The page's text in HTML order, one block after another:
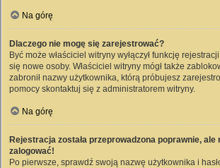
Na górę
Dlaczego nie mogę się zarejestrować?
Być może właściciel witryny wyłączył funkcję
się nowe osoby. Właściciel witryny mógł także
zabronił nazwy użytkownika, którą próbujesz
pomocy skontaktuj się z administratorem witryny.
Na górę
Rejestracja została przeprowadzona poprawnie, ale
zalogować!
Po pierwsze, sprawdź swoją nazwę użytkownika i